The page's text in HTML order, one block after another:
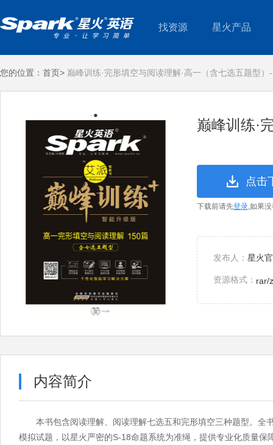
找资源 星火产品
您的位置： 首页> 巅峰训练·完形填空与阅读理解·高一（含七选五题型
巅峰训练·
点击
下载前请先登录,如果
发布人： 星火
资源格式： rar/
内容简介
本书包含阅读理解、阅读理解七选五和完形填空三种题型。全
模拟试题，以星火严密的S-18命题系统为准绳，提供专业化质量